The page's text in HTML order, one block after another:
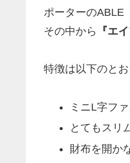
ポーターのABLE
その中から
『エ
特徴は以下のとお
ミニL字フ
とてもスリ
財布を開か